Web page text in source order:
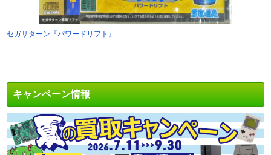
セガサターン『パワードリフト』
キャンペーン情報